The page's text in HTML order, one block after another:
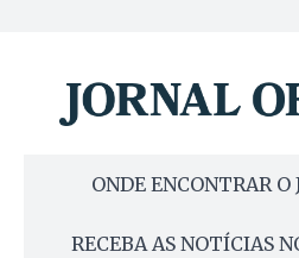
ONDE ENCONTRAR O
RECEBA AS NOTÍCIAS